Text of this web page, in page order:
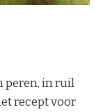
peren, in ruil
recept voor